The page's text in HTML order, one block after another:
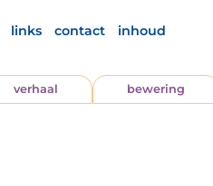
links contact inhoud
verhaal bewering